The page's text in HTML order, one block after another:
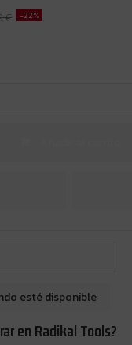
€ -22%
en Radikal Tools?